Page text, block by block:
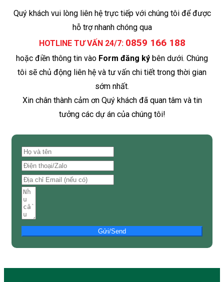
Quý khách vui lòng liên hệ trực tiếp với chúng tôi để được
hỗ trợ nhanh chóng qua
HOTLINE TƯ VẤN 24/7: 0859 166 188
hoặc điền thông tin vào Form đăng ký bên dưới. Chúng
tôi sẽ chủ động liên hệ và tư vấn chi tiết trong thời gian
sớm nhất.
Xin chân thành cảm ơn Quý khách đã quan tâm và tin
tưởng các dự án của chúng tôi!
Gửi/Send